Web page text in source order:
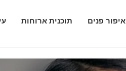
איפור פנים תוכנית ארוחות